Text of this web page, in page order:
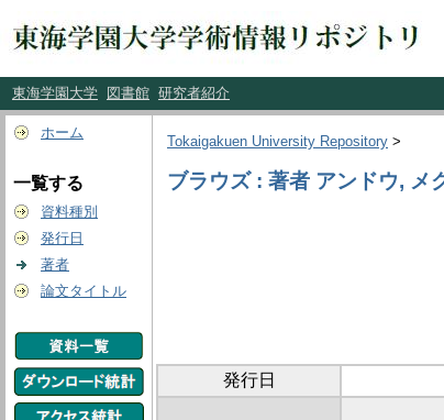
東海学園大学 図書館 研究者紹介
ホーム
一覧する
資料種別
発行日
著者
論文タイトル
Tokaigakuen University Repository >
ブラウズ : 著者 アンドウ, メ
発行日